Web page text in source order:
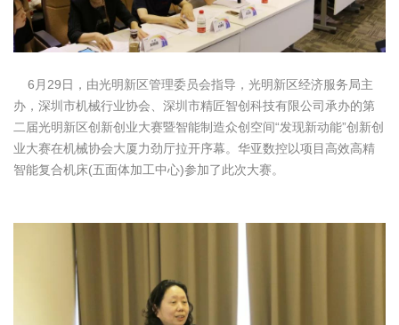
6月29日，由光明新区管理委员会指导，光明新区经济服务局主
办，深圳市机械行业协会、深圳市精匠智创科技有限公司承办的第
二届光明新区创新创业大赛暨智能制造众创空间“发现新动能”创新创
业大赛在机械协会大厦力劲厅拉开序幕。华亚数控以项目高效高精
智能复合机床(五面体加工中心)参加了此次大赛。